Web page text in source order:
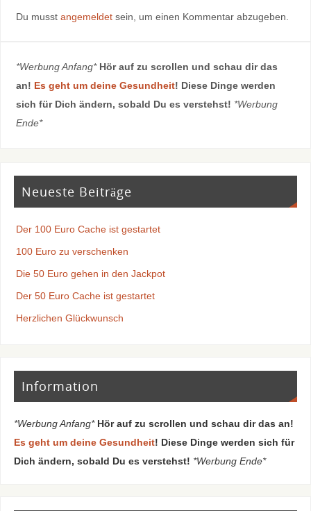
Du musst angemeldetsein, um einen Kommentar abzugeben.
*Werbung Anfang* Hör auf zu scrollen und schau dir das
an! Es geht um deine Gesundheit! Diese Dinge werden
sich für Dich ändern, sobald Du es verstehst! *Werbung
Ende*
Neueste Beiträge
Der 100 Euro Cache ist gestartet
100 Euro zu verschenken
Die 50 Euro gehen in den Jackpot
Der 50 Euro Cache ist gestartet
Herzlichen Glückwunsch
Information
*Werbung Anfang* Hör auf zu scrollen und schau dir das an!
Es geht um deine Gesundheit! Diese Dinge werden sich für
Dich ändern, sobald Du es verstehst! *Werbung Ende*